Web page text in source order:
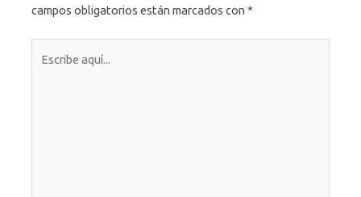
campos obligatorios están marcados con*